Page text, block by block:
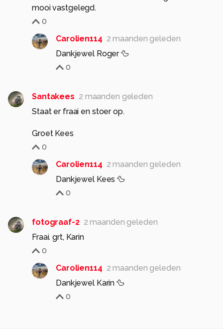
mooi vastgelegd.
0
Carolien114 2 maanden geleden
Dankjewel Roger 🦆
0
Santakees 2 maanden geleden
Staat er fraai en stoer op.
Groet Kees
0
Carolien114 2 maanden geleden
Dankjewel Kees 🦆
0
fotograaf-2 2 maanden geleden
Fraai. grt, Karin
0
Carolien114 2 maanden geleden
Dankjewel Karin 🦆
0